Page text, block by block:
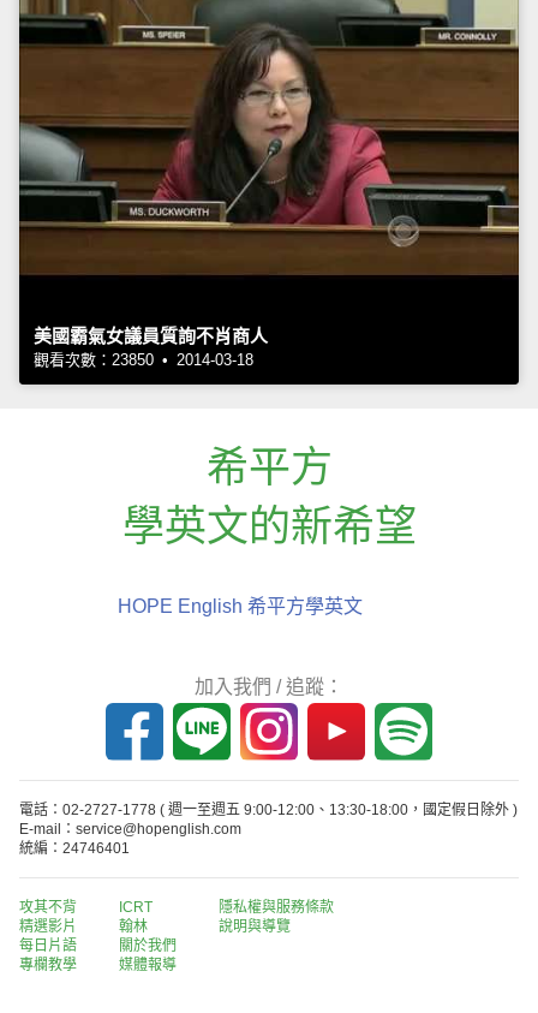
美國霸氣女議員質詢不肖商人
觀看次數：23850 • 2014-03-18
希平方
學英文的新希望
HOPE English 希平方學英文
加入我們 / 追蹤：
電話：02-2727-1778 ( 週一至週五 9:00-12:00、13:30-18:00，國定假日除外 )
E-mail：service@hopenglish.com
統編：24746401
攻其不背
精選影片
每日片語
專欄教學
ICRT
翰林
關於我們
媒體報導
隱私權與服務條款
說明與導覽